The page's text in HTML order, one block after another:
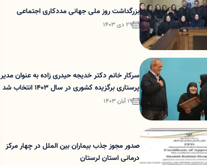
بزرگداشت روز ملی جهانی مددکاری اجتماعی
29 دی 1403
سرکار خانم دکتر خدیجه حیدری زاده به عنوان مدیر
پرستاری برگزیده کشوری در سال 1403 انتخاب شد
19 آبان 1403
صدور مجوز جذب بیماران بین الملل در چهار مرکز
درمانی استان لرستان